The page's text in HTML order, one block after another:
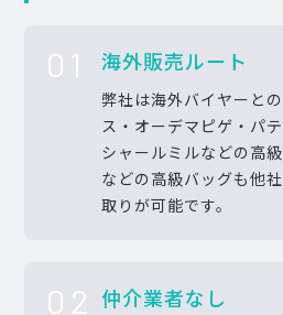
01 海外販売ルート
弊社は海外バイヤーと
ス・オーデマピゲ・パ
シャールミルなどの高
などの高級バッグも他
取りが可能です。
02 仲介業者なし